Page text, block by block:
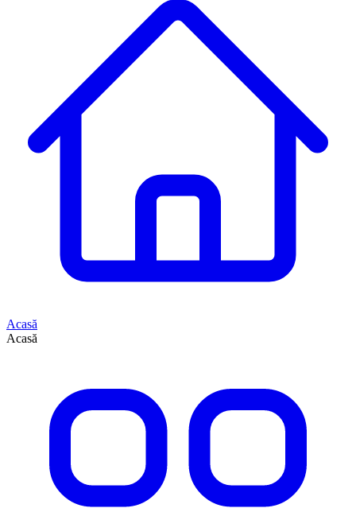
Acasă
Acasă